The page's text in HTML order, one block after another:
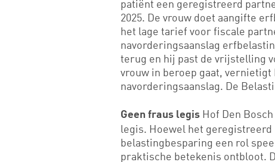
patiënt een geregistreerd
2025. De vrouw doet aangifte
het lage tarief voor fiscale
navorderingsaanslag
terug en hij past de vrijstelling
vrouw in beroep gaat,
navorderingsaanslag. De
Geen fraus legis Hof Den
legis. Hoewel het
belastingbesparing een rol
praktische betekenis ontbloot.